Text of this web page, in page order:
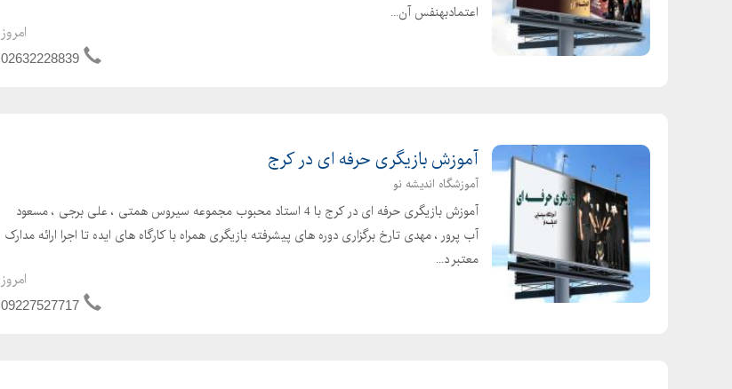
اعتمادبهنفس آن...
امروز
02632228839
آموزش بازیگری حرفه ای در کرج
آموزشگاه اندیشه نو
آموزش بازیگری حرفه ای در کرج با 4 استاد محبوب مجموعه سیروس همتی ، علی برجی ، مسعود
آب پرور ، مهدی تارخ برگزاری دوره های پیشرفته بازیگری همراه با کارگاه های ایده تا اجرا ارائه مدارک
معتبر د...
امروز
09227527717